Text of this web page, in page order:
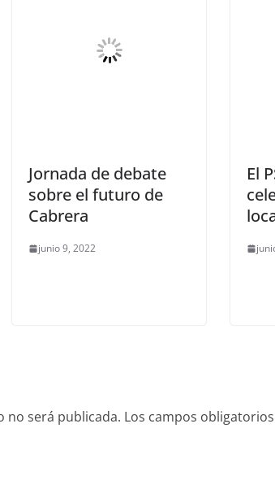
Jornada de debate
sobre el futuro de
Cabrera
junio 9, 2022
El
no será publicada. Los campos